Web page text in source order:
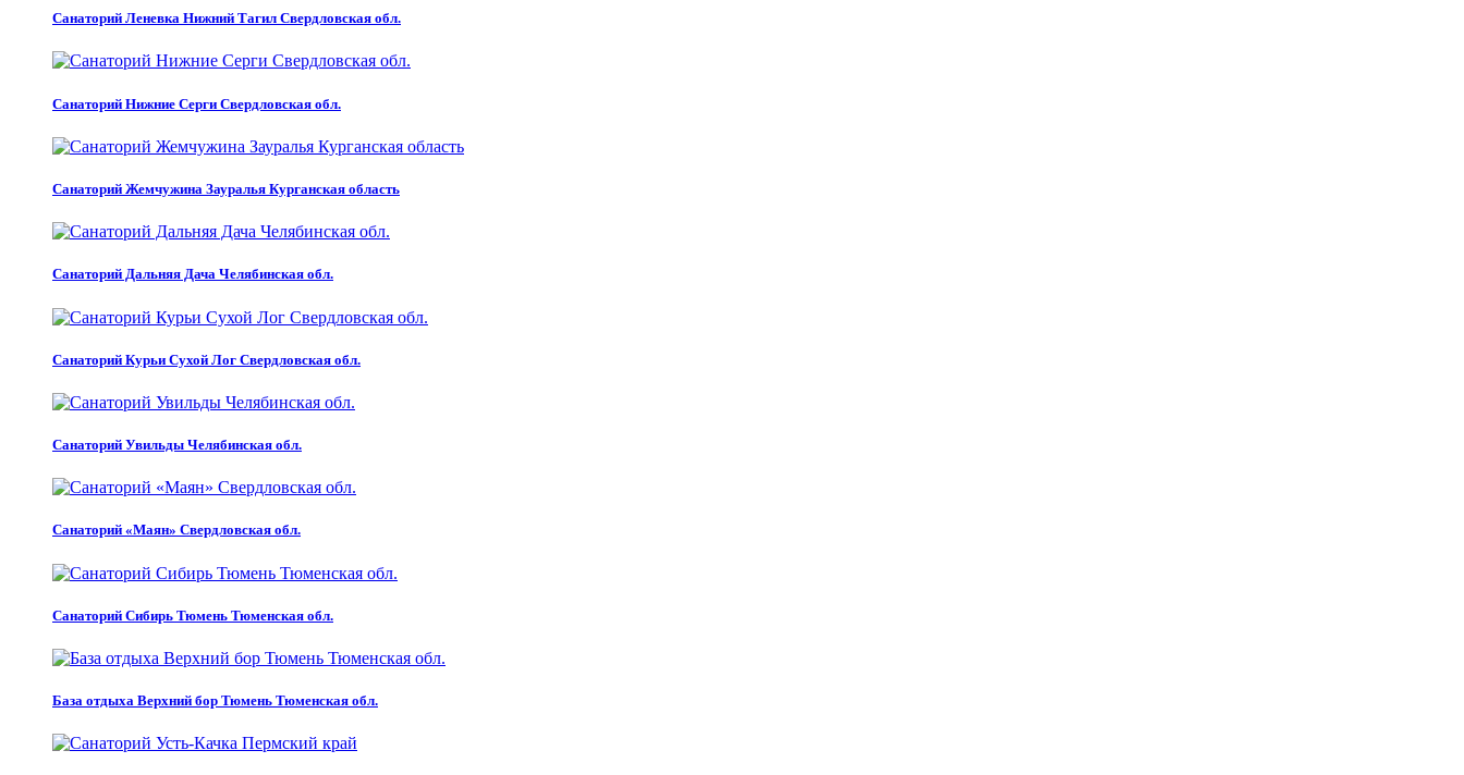
Санаторий Леневка Нижний Тагил Свердловская обл.
Санаторий Нижние Серги Свердловская обл.
Санаторий Жемчужина Зауралья Курганская область
Санаторий Дальняя Дача Челябинская обл.
Санаторий Курьи Сухой Лог Свердловская обл.
Санаторий Увильды Челябинская обл.
Санаторий «Маян» Свердловская обл.
Санаторий Сибирь Тюмень Тюменская обл.
База отдыха Верхний бор Тюмень Тюменская обл.